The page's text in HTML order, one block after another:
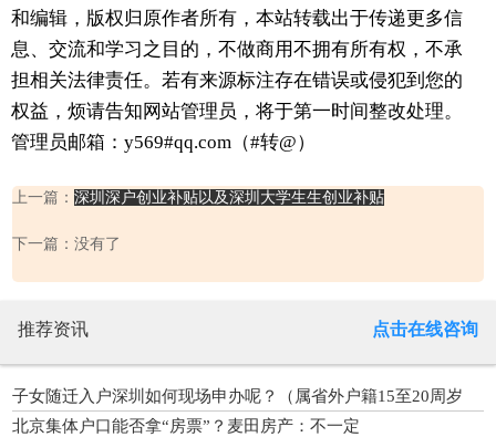
和编辑，版权归原作者所有，本站转载出于传递更多信
息、交流和学习之目的，不做商用不拥有所有权，不承
担相关法律责任。若有来源标注存在错误或侵犯到您的
权益，烦请告知网站管理员，将于第一时间整改处理。
管理员邮箱：y569#qq.com（#转@）
上一篇： 深圳深户创业补贴以及深圳大学生生创业补贴
下一篇：没有了
推荐资讯 点击在线咨询
子女随迁入户深圳如何现场申办呢？（属省外户籍15至20周岁
的）
北京集体户口能否拿“房票”？麦田房产：不一定